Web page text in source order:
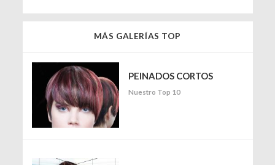
MÁS GALERÍAS TOP
PEINADOS CORTOS
Nuestro Top 10